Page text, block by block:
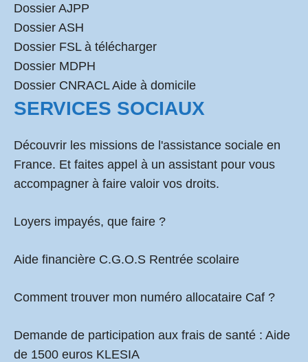
Dossier AJPP
Dossier ASH
Dossier FSL à télécharger
Dossier MDPH
Dossier CNRACL Aide à domicile
SERVICES SOCIAUX
Découvrir les missions de l'assistance sociale en
France. Et faites appel à un assistant pour vous
accompagner à faire valoir vos droits.
Loyers impayés, que faire ?
Aide financière C.G.O.S Rentrée scolaire
Comment trouver mon numéro allocataire Caf ?
Demande de participation aux frais de santé : Aide
de 1500 euros KLESIA